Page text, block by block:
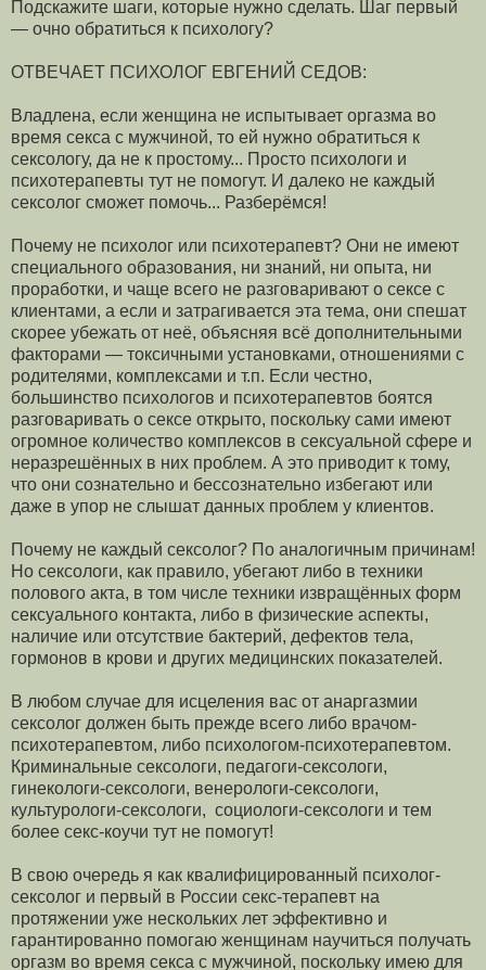
Подскажите шаги, которые нужно сделать. Шаг первый
— очно обратиться к психологу?
ОТВЕЧАЕТ ПСИХОЛОГ ЕВГЕНИЙ СЕДОВ:
Владлена, если женщина не испытывает оргазма во
время секса с мужчиной, то ей нужно обратиться к
сексологу, да не к простому... Просто психологи и
психотерапевты тут не помогут. И далеко не каждый
сексолог сможет помочь... Разберёмся!
Почему не психолог или психотерапевт? Они не имеют
специального образования, ни знаний, ни опыта, ни
проработки, и чаще всего не разговаривают о сексе с
клиентами, а если и затрагивается эта тема, они спешат
скорее убежать от неё, объясняя всё дополнительными
факторами — токсичными установками, отношениями с
родителями, комплексами и т.п. Если честно,
большинство психологов и психотерапевтов боятся
разговаривать о сексе открыто, поскольку сами имеют
огромное количество комплексов в сексуальной сфере и
неразрешённых в них проблем. А это приводит к тому,
что они сознательно и бессознательно избегают или
даже в упор не слышат данных проблем у клиентов.
Почему не каждый сексолог? По аналогичным причинам!
Но сексологи, как правило, убегают либо в техники
полового акта, в том числе техники извращённых форм
сексуального контакта, либо в физические аспекты,
наличие или отсутствие бактерий, дефектов тела,
гормонов в крови и других медицинских показателей.
В любом случае для исцеления вас от анаргазмии
сексолог должен быть прежде всего либо врачом-
психотерапевтом, либо психологом-психотерапевтом.
Криминальные сексологи, педагоги-сексологи,
гинекологи-сексологи, венерологи-сексологи,
культурологи-сексологи, социологи-сексологи и тем
более секс-коучи тут не помогут!
В свою очередь я как квалифицированный психолог-
сексолог и первый в России секс-терапевт на
протяжении уже нескольких лет эффективно и
гарантированно помогаю женщинам научиться получать
оргазм во время секса с мужчиной, поскольку имею для